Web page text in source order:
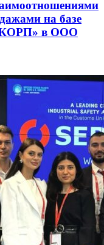
на базе
КОРП» в ООО